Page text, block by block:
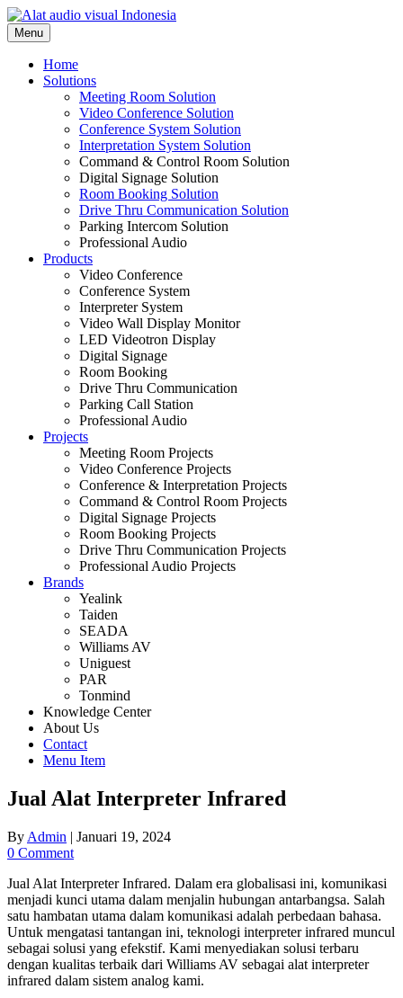
Skip
to
content
Menu
Home
Solutions
Meeting Room Solution
Video Conference Solution
Conference System Solution
Interpretation System Solution
Command & Control Room Solution
Digital Signage Solution
Room Booking Solution
Drive Thru Communication Solution
Parking Intercom Solution
Professional Audio
Products
Video Conference
Conference System
Interpreter System
Video Wall Display Monitor
LED Videotron Display
Digital Signage
Room Booking
Drive Thru Communication
Parking Call Station
Professional Audio
Projects
Meeting Room Projects
Video Conference Projects
Conference & Interpretation Projects
Command & Control Room Projects
Digital Signage Projects
Room Booking Projects
Drive Thru Communication Projects
Professional Audio Projects
Brands
Yealink
Taiden
SEADA
Williams AV
Uniguest
PAR
Tonmind
Knowledge Center
About Us
Contact
Menu Item
Jual Alat Interpreter Infrared
By Admin | Januari 19, 2024
0 Comment
Jual Alat Interpreter Infrared. Dalam era globalisasi ini, komunikasi
menjadi kunci utama dalam menjalin hubungan antarbangsa. Salah
satu hambatan utama dalam komunikasi adalah perbedaan bahasa.
Untuk mengatasi tantangan ini, teknologi interpreter infrared muncul
sebagai solusi yang efekstif. Kami menyediakan solusi terbaru
dengan kualitas terbaik dari Williams AV sebagai alat interpreter
infrared dalam sistem analog kami.